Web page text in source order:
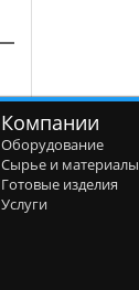
Компании
Оборудование
Сырье и материалы
Готовые изделия
Услуги